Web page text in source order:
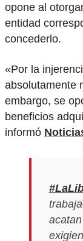
opone al
entidad
concederlo.
«Por la
absolutamente
embargo, se
beneficios
informó